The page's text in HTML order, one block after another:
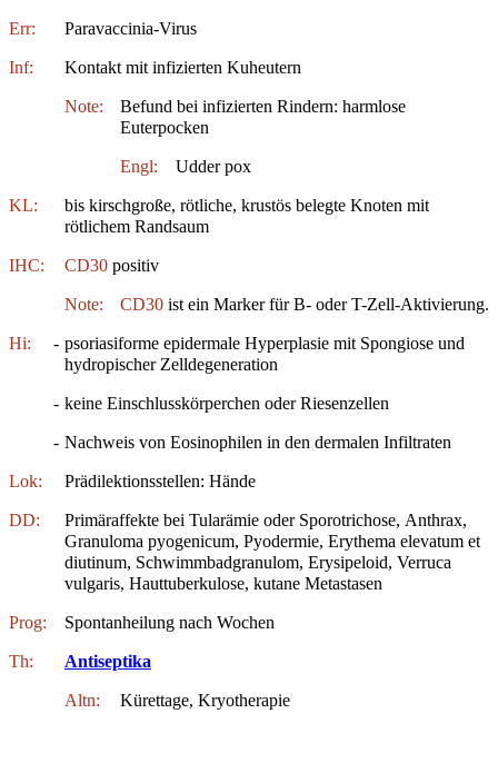
Err: Paravaccinia-Virus
Inf: Kontakt mit infizierten Kuheutern
Note:
Befund bei infizierten Rindern: harmlose
Euterpocken
Engl: Udder pox
KL:
bis kirschgroße, rötliche, krustös belegte Knoten mit
rötlichem Randsaum
IHC: CD30 positiv
Note: CD30 ist ein Marker für B- oder T-Zell-Aktivierung.
Hi: - psoriasiforme epidermale Hyperplasie mit Spongiose und
hydropischer Zelldegeneration
- keine Einschlusskörperchen oder Riesenzellen
- Nachweis von Eosinophilen in den dermalen Infiltraten
Lok: Prädilektionsstellen: Hände
DD:
Primäraffekte bei Tularämie oder Sporotrichose, Anthrax,
Granuloma pyogenicum, Pyodermie, Erythema elevatum et
diutinum, Schwimmbadgranulom, Erysipeloid, Verruca
vulgaris, Hauttuberkulose, kutane Metastasen
Prog: Spontanheilung nach Wochen
Th: Antiseptika
Altn: Kürettage, Kryotherapie